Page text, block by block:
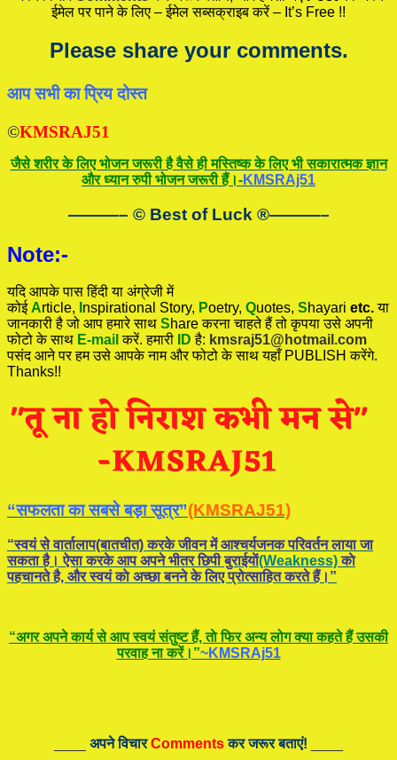
ईमेल पर पाने के लिए – ईमेल सब्सक्राइब करें – It’s Free !!
Please share your comments.
आप सभी का प्रिय दोस्त
©KMSRAJ51
जैसे शरीर के लिए भोजन जरूरी है वैसे ही मस्तिष्क के लिए भी सकारात्मक ज्ञान
और ध्यान रुपी भोजन जरूरी हैं।-KMSRAj51
———– © Best of Luck ®———–
Note:-
यदि आपके पास हिंदी या अंग्रेजी में
कोईArticle, nspirational Story, Poetry, Quotes, Shayari etc.या
जानकारी है जो आप हमारे साथ Share करना चाहते हैं तो कृपया उसे अपनी
फोटो के साथ E-mail करें. हमारी IDहै: kmsraj51@hotmail.com
पसंद आने पर हम उसे आपके नाम और फोटो के साथ यहाँ PUBLISH करेंगे.
Thanks!!
“सफलता का सबसे बड़ा सूत्र”(KMSRAJ51)
“स्वयं से वार्तालाप(बातचीत) करके जीवन में आश्चर्यजनक परिवर्तन लाया जा
सकता है। ऐसा करके आप अपने भीतर छिपी बुराईयाें(Weakness)काे
पहचानते है, और स्वयं काे अच्छा बनने के लिए प्रोत्साहित करते हैं।”
“अगर अपने कार्य से आप स्वयं संतुष्ट हैं, ताे फिर अन्य लोग क्या कहते हैं उसकी
परवाह ना करें।”~KMSRAj51
अपने विचारCommentsकर जरूर बताएं!